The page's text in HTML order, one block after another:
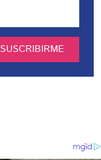
SUSCRIBIRME